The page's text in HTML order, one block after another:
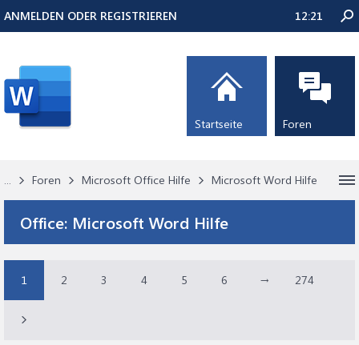
... Foren Microsoft Office Hilfe Microsoft Word Hilfe
Office: Microsoft Word Hilfe
1 2 3 4 5 6 → 274
ANMELDEN ODER REGISTRIEREN 12:21
Startseite Foren